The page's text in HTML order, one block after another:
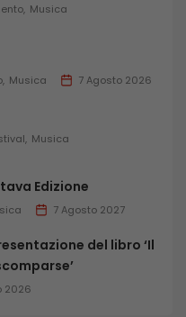
Musica
Musica 7 Agosto 2026
Musica
Edizione
7 Agosto 2027
del libro ‘Il
2026